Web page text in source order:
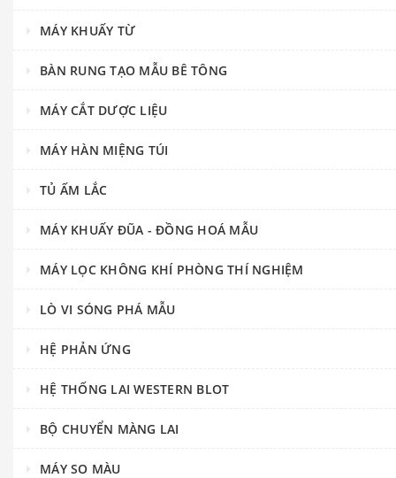
MÁY KHUẤY TỪ
BÀN RUNG TẠO MẪU BÊ TÔNG
MÁY CẮT DƯỢC LIỆU
MÁY HÀN MIỆNG TÚI
TỦ ẤM LẮC
MÁY KHUẤY ĐŨA - ĐỒNG HOÁ MẪU
MÁY LỌC KHÔNG KHÍ PHÒNG THÍ NGHIỆM
LÒ VI SÓNG PHÁ MẪU
HỆ PHẢN ỨNG
HỆ THỐNG LAI WESTERN BLOT
BỘ CHUYỂN MÀNG LAI
MÁY SO MÀU